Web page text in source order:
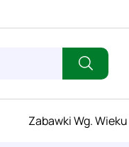
Zabawki Wg. Wieku